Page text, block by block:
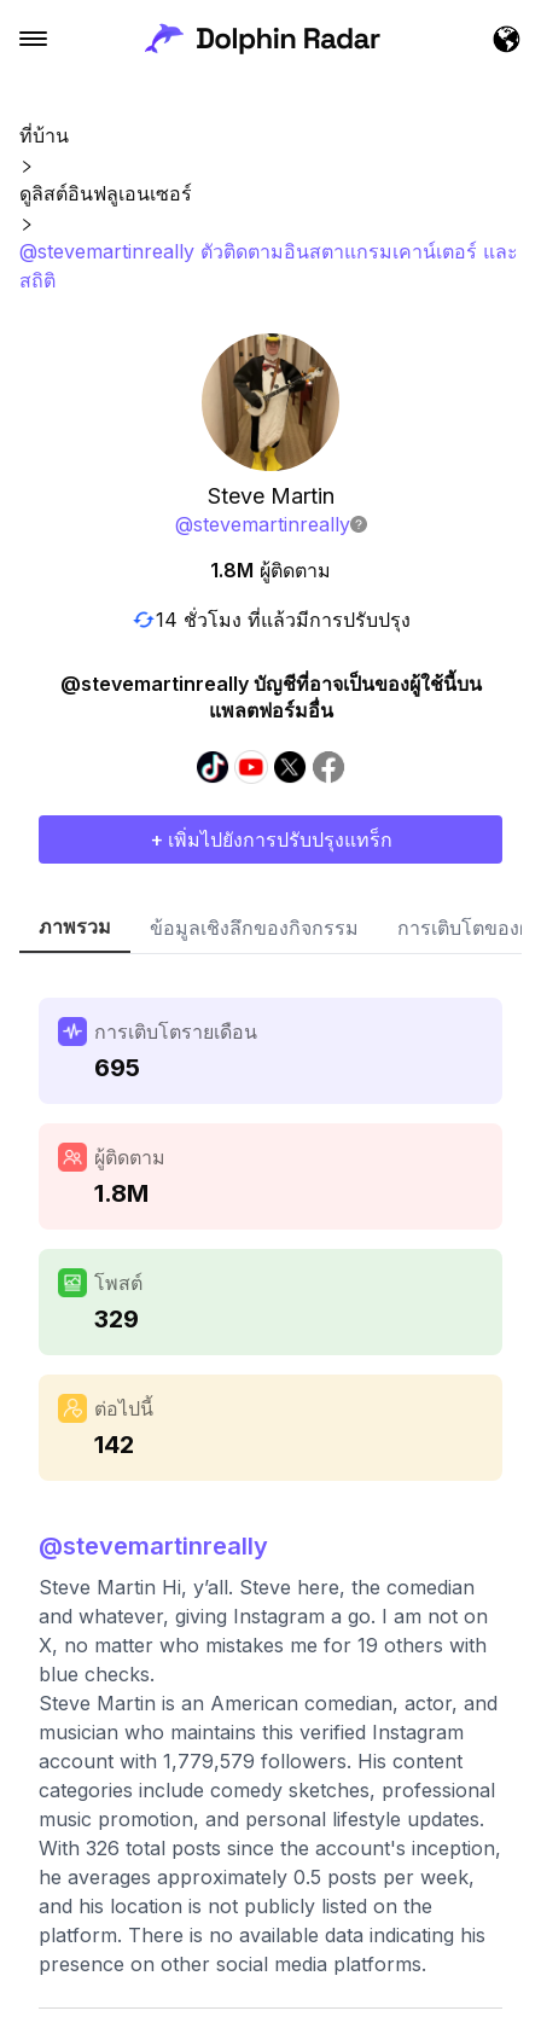
ที่บ้าน
ดูลิสต์อินฟลูเอนเซอร์
@stevemartinreally ตัวติดตามอินสตาแกรมเคาน์เตอร์ และ
สถิติ
Steve Martin
@stevemartinreally
1.8M ผู้ติดตาม
14 ชั่วโมง ที่แล้วมีการปรับปรุง
@stevemartinreally บัญชีที่อาจเป็นของผู้ใช้นี้บน
แพลตฟอร์มอื่น
+ เพิ่มไปยังการปรับปรุงแทร็ก
ภาพรวม ข้อมูลเชิงลึกของกิจกรรม การเติบโตของผู้
การเติบโตรายเดือน
695
ผู้ติดตาม
1.8M
โพสต์
329
ต่อไปนี้
142
@stevemartinreally
Steve Martin Hi, y’all. Steve here, the comedian
and whatever, giving Instagram a go. I am not on
X, no matter who mistakes me for 19 others with
blue checks.
Steve Martin is an American comedian, actor, and
musician who maintains this verified Instagram
account with 1,779,579 followers. His content
categories include comedy sketches, professional
music promotion, and personal lifestyle updates.
With 326 total posts since the account's inception,
he averages approximately 0.5 posts per week,
and his location is not publicly listed on the
platform. There is no available data indicating his
presence on other social media platforms.